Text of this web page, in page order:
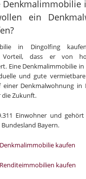
Denkmalimmobilie
ein
in Dingolfing
Vorteil, dass er von
Eine Denkmalimmobilie
und gute
einer Denkmalwohnung in
Zukunft.
Einwohner und
Bayern.
kaufen
kaufen